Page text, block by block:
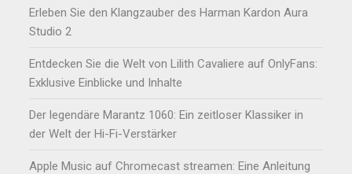
Erleben Sie den Klangzauber des Harman Kardon Aura
Studio 2
Entdecken Sie die Welt von Lilith Cavaliere auf OnlyFans:
Exklusive Einblicke und Inhalte
Der legendäre Marantz 1060: Ein zeitloser Klassiker in
der Welt der Hi-Fi-Verstärker
Apple Music auf Chromecast streamen: Eine Anleitung